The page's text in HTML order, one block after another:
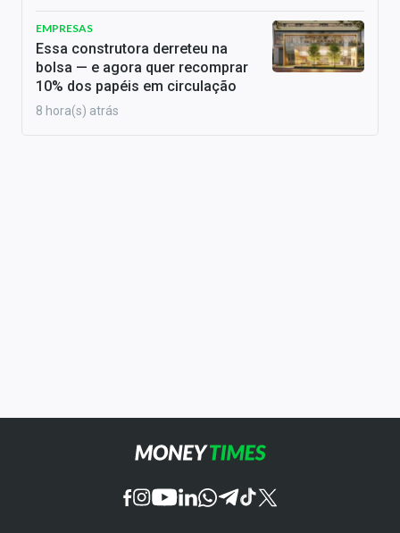
EMPRESAS
Essa construtora derreteu na
bolsa — e agora quer recomprar
10% dos papéis em circulação
8 hora(s) atrás